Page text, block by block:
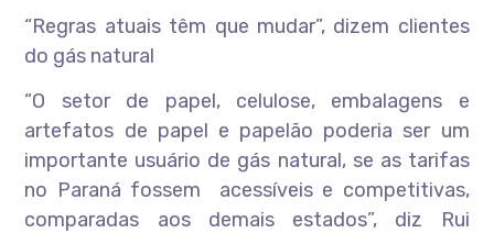
“Regras atuais têm que mudar”, dizem clientes
do gás natural
“O setor de papel, celulose, embalagens e
artefatos de papel e papelão poderia ser um
importante usuário de gás natural, se as tarifas
no Paraná fossem acessíveis e competitivas,
comparadas aos demais estados”, diz Rui